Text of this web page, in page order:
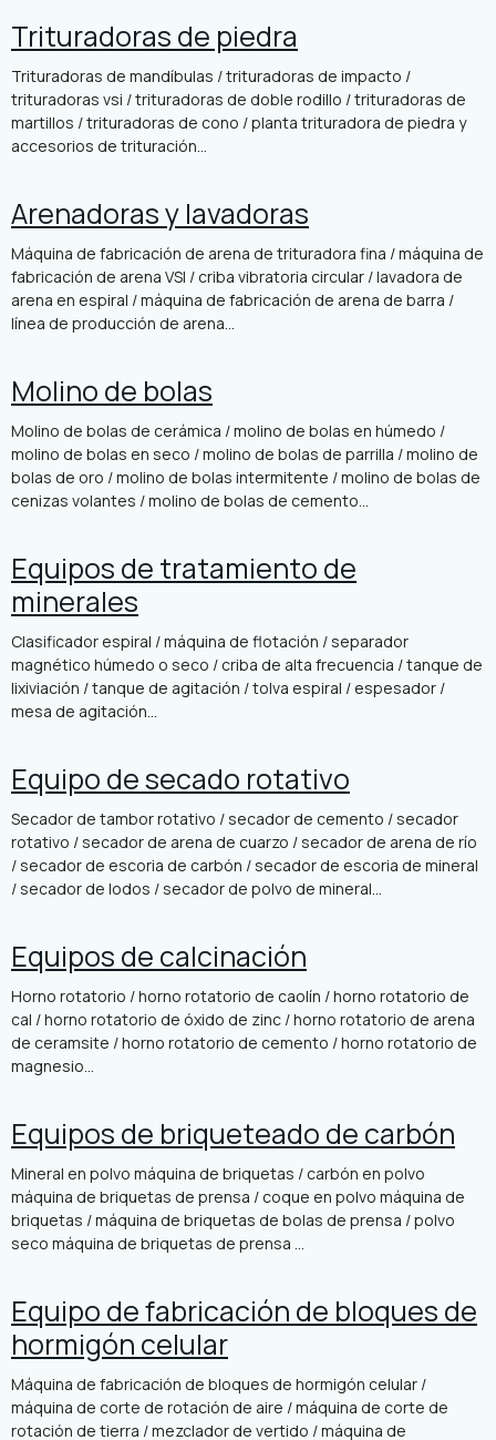
Trituradoras de piedra
Trituradoras de mandíbulas / trituradoras de impacto /
trituradoras vsi / trituradoras de doble rodillo / trituradoras de
martillos / trituradoras de cono / planta trituradora de piedra y
accesorios de trituración...
Arenadoras y lavadoras
Máquina de fabricación de arena de trituradora fina / máquina de
fabricación de arena VSI / criba vibratoria circular / lavadora de
arena en espiral / máquina de fabricación de arena de barra /
línea de producción de arena...
Molino de bolas
Molino de bolas de cerámica / molino de bolas en húmedo /
molino de bolas en seco / molino de bolas de parrilla / molino de
bolas de oro / molino de bolas intermitente / molino de bolas de
cenizas volantes / molino de bolas de cemento...
Equipos de tratamiento de
minerales
Clasificador espiral / máquina de flotación / separador
magnético húmedo o seco / criba de alta frecuencia / tanque de
lixiviación / tanque de agitación / tolva espiral / espesador /
mesa de agitación...
Equipo de secado rotativo
Secador de tambor rotativo / secador de cemento / secador
rotativo / secador de arena de cuarzo / secador de arena de río
/ secador de escoria de carbón / secador de escoria de mineral
/ secador de lodos / secador de polvo de mineral...
Equipos de calcinación
Horno rotatorio / horno rotatorio de caolín / horno rotatorio de
cal / horno rotatorio de óxido de zinc / horno rotatorio de arena
de ceramsite / horno rotatorio de cemento / horno rotatorio de
magnesio...
Equipos de briqueteado de carbón
Mineral en polvo máquina de briquetas / carbón en polvo
máquina de briquetas de prensa / coque en polvo máquina de
briquetas / máquina de briquetas de bolas de prensa / polvo
seco máquina de briquetas de prensa ...
Equipo de fabricación de bloques de
hormigón celular
Máquina de fabricación de bloques de hormigón celular /
máquina de corte de rotación de aire / máquina de corte de
rotación de tierra / mezclador de vertido / máquina de